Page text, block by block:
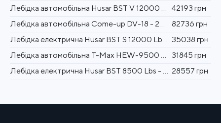
Лебідка автомобільна Husar BST V 12000 Lbs synthetic 5443 кг 12 В 42193 грн
Лебідка автомобільна Come-up DV-18 - 24 вольт - 8181 кг - 18000 lb
82736 грн
Лебідка електрична Husar BST S 12000 Lbs synthetic 5443 кг 12 В 35038 грн
Лебідка автомобільна T-Max HEW-9500 - 12 вольт / 4305 кг X Power
31845 грн
Лебідка електрична Husar BST 8500 Lbs - 3856 кг 12 В Synthetic 28557 грн